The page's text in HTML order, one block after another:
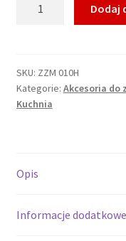
Dodaj
SKU: ZZM 010H
Kategorie: Akcesoria do
Kuchnia
Opis
Informacje dodatkowe